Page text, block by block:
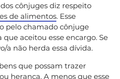
cônjuges diz respeito
de alimentos. Esse
pelo chamado cônjuge
que aceitou esse encargo. Se
a não herda essa dívida.
que possam trazer
ou herança. A menos que esse